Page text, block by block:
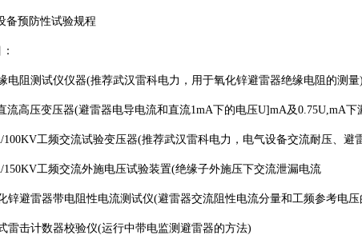
预防性试验规程
阻测试仪仪器(推荐武汉雷科电力，用于氧化锌避雷器绝缘电阻的测量)
高压变压器(避雷器电导电流和直流1mA下的电压U]mA及0.75U,mA下
工频交流试验变压器(推荐武汉雷科电力，电气设备交流耐压、避
工频交流外施电压试验装置(绝缘子外施压下交流泄漏电流
避雷器带电阻性电流测试仪(避雷器交流阻性电流分量和工频参考电压
击计数器校验仪(运行中带电监测避雷器的方法)